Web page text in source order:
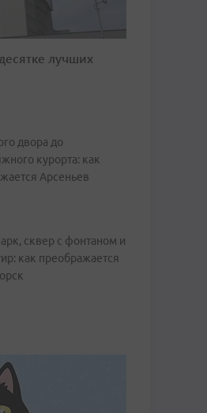
лучших
двора до
курорта: как
Арсеньев
сквер с фонтаном и
как преображается